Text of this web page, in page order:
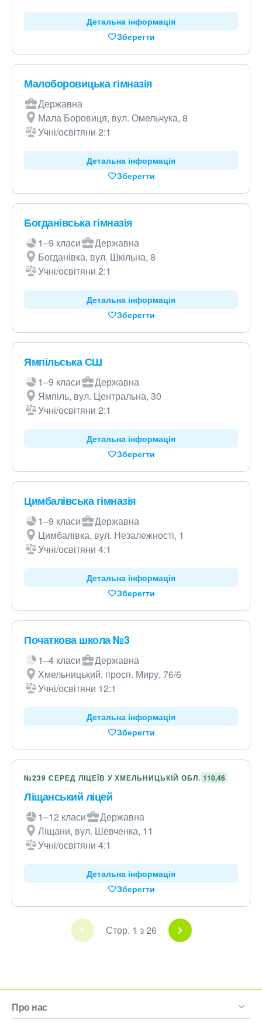
Детальна інформація
Зберегти
Малоборовицька гімназія
Державна
Мала Боровиця, вул. Омельчука, 8
Учні/освітяни 2:1
Детальна інформація
Зберегти
Богданівська гімназія
1–9 класи
Державна
Богданівка, вул. Шкільна, 8
Учні/освітяни 2:1
Детальна інформація
Зберегти
Ямпільська СШ
1–9 класи
Державна
Ямпіль, вул. Центральна, 30
Учні/освітяни 2:1
Детальна інформація
Зберегти
Цимбалівська гімназія
1–9 класи
Державна
Цимбалівка, вул. Незалежності, 1
Учні/освітяни 4:1
Детальна інформація
Зберегти
Початкова школа №3
1–4 класи
Державна
Хмельницький, просп. Миру, 76/6
Учні/освітяни 12:1
Детальна інформація
Зберегти
№239 СЕРЕД ЛІЦЕЇВ У ХМЕЛЬНИЦЬКІЙ ОБЛ. 110,46
Ліщанський ліцей
1–12 класи
Державна
Ліщани, вул. Шевченка, 11
Учні/освітяни 4:1
Детальна інформація
Зберегти
Стор. 1 з 26
Про нас